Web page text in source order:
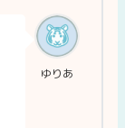
ゆりあ